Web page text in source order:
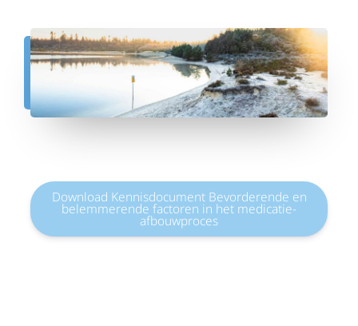
Download Kennisdocument Bevorderende en
belemmerende factoren in het medicatie-
afbouwproces